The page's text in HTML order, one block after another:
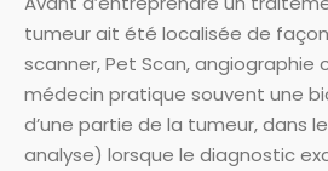
tumeur ait été localisée de
scanner, Pet Scan, angiographie
médecin pratique souvent une
d’une partie de la tumeur, dans
analyse) lorsque le diagnostic